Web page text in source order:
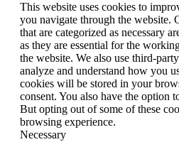
This website uses cookies to
you navigate through the website.
that are categorized as necessary
as they are essential for the
the website. We also use third-
analyze and understand how you
cookies will be stored in your
consent. You also have the option
But opting out of some of these
browsing experience.
Necessary